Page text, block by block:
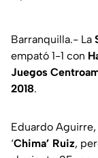
Barranquilla.- La
empató 1-1 con
Juegos
2018.
Eduardo Aguirre,
‘Chima’ Ruiz,